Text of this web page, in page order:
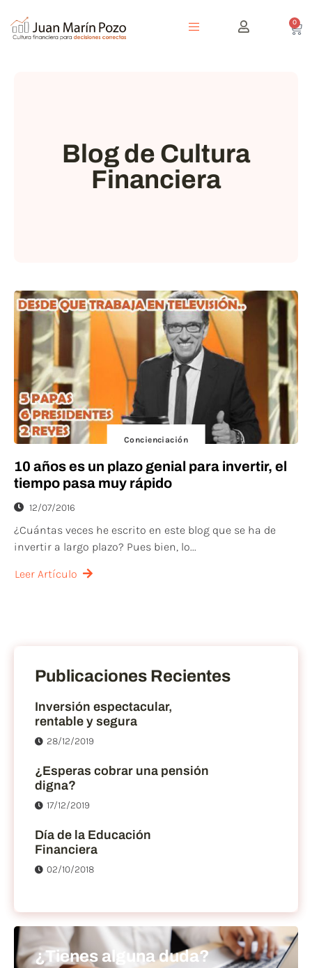
0
Blog de Cultura
Financiera
Concienciación
10 años es un plazo genial para invertir, el
tiempo pasa muy rápido
12/07/2016
¿Cuántas veces he escrito en este blog que se ha de
invertir a largo plazo? Pues bien, lo...
Leer Artículo
Publicaciones Recientes
Inversión espectacular,
rentable y segura
28/12/2019
¿Esperas cobrar una pensión
digna?
17/12/2019
Día de la Educación
Financiera
02/10/2018
¿Tienes alguna duda?